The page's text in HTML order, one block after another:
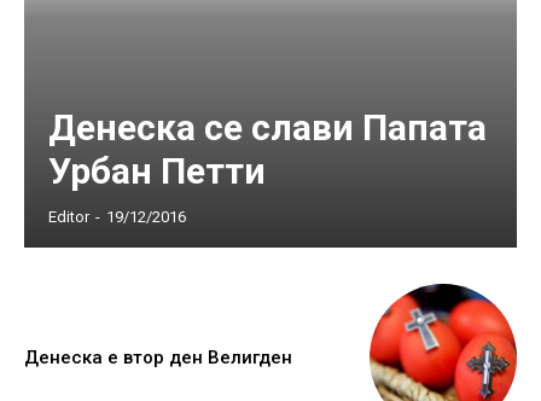
Денеска се слави Папата
Урбан Петти
Editor - 19/12/2016
Денеска е втор ден Велигден